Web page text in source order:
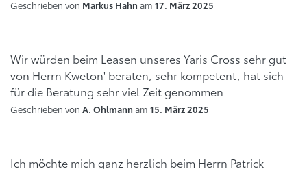
Geschrieben von Markus Hahn am 17. März 2025
Wir würden beim Leasen unseres Yaris Cross sehr gut
von Herrn Kweton' beraten, sehr kompetent, hat sich
für die Beratung sehr viel Zeit genommen
Geschrieben von A. Ohlmann am 15. März 2025
Ich möchte mich ganz herzlich beim Herrn Patrick